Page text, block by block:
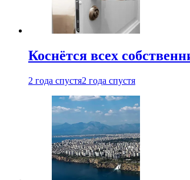
Коснётся всех
2 года спустя2 года спустя